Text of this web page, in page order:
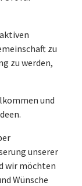
zu
zu werden,
und
unserer
wir möchten
Wünsche